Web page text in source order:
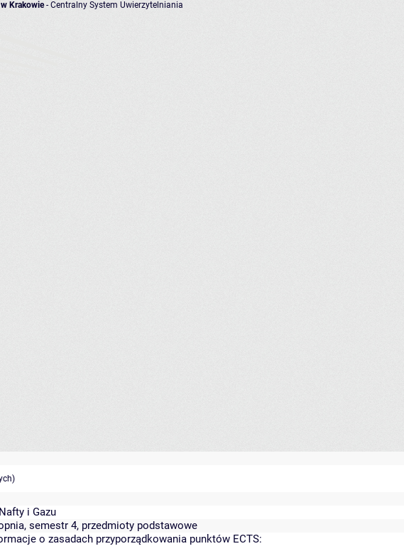
Krakowie- Centralny System Uwierzytelniania
i Gazu
semestr 4, przedmioty podstawowe
o zasadach przyporządkowania punktów ECTS: